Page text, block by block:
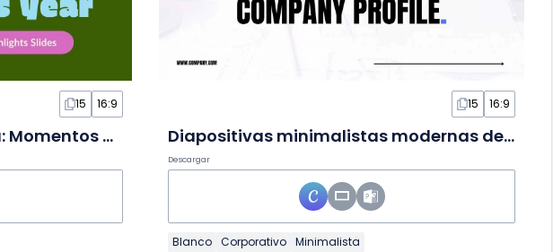
15 16:9
Actualizaciones de Mi Vida: Momentos Destacados del Año en Diapositivas
15 16:9
Diapositivas minimalistas modernas de construcción civil
Descargar
Blanco Corporativo Minimalista